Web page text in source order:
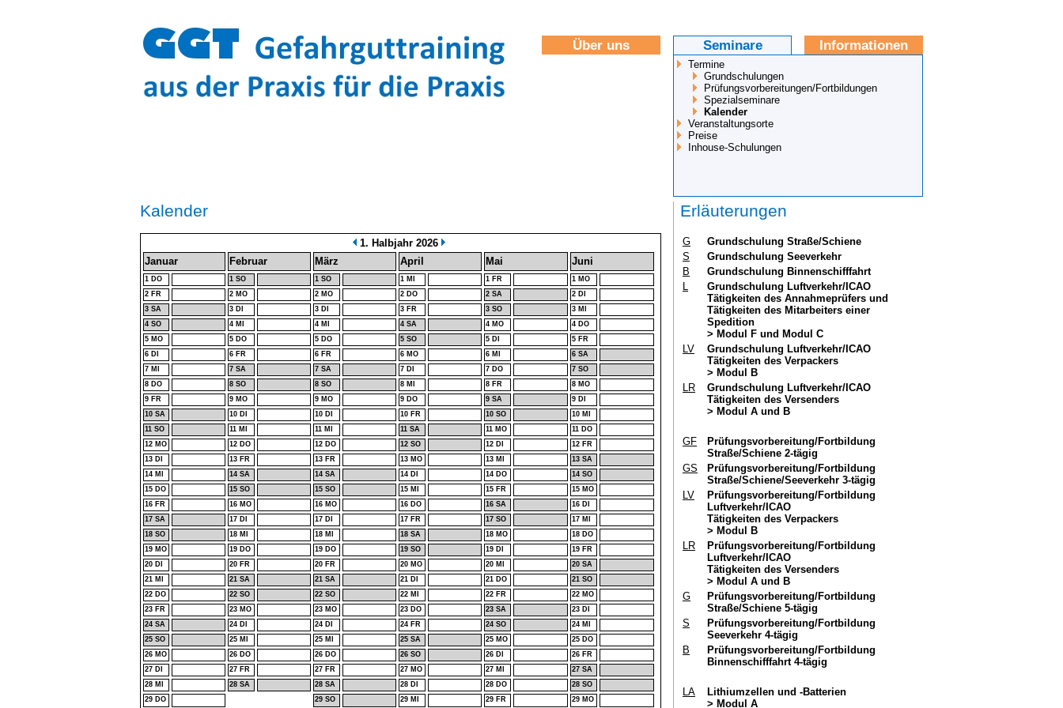
Über uns Seminare Informationen
Termine
Grundschulungen
Prüfungsvorbereitungen/Fortbildungen
Spezialseminare
Kalender
Veranstaltungsorte
Preise
Inhouse-Schulungen
Kalender
1. Halbjahr 2026
Januar
Februar März April Mai Juni
1 DO 1 SO 1 SO 1 MI 1 FR
1 MO
2 FR
2 MO 2 MO 2 DO 2 SA
2 DI
3 SA
3 DI 3 DI 3 FR 3 SO
3 MI
4 SO
4 MI 4 MI 4 SA 4 MO
4 DO
5 MO
5 DO 5 DO 5 SO 5 DI
5 FR
6 DI
6 FR 6 FR 6 MO 6 MI
6 SA
7 MI
7 SA 7 SA 7 DI 7 DO
7 SO
8 DO
8 SO 8 SO 8 MI 8 FR
8 MO
9 FR
9 MO 9 MO 9 DO 9 SA
9 DI
10 SA
10 DI 10 DI 10 FR 10 SO
10 MI
11 SO
11 MI 11 MI 11 SA 11 MO
11 DO
12 MO
12 DO 12 DO 12 SO 12 DI
12 FR
13 DI
13 FR 13 FR 13 MO 13 MI
13 SA
14 MI
14 SA 14 SA 14 DI 14 DO
14 SO
15 DO
15 SO 15 SO 15 MI 15 FR
15 MO
16 FR
16 MO 16 MO 16 DO 16 SA
16 DI
17 SA
17 DI 17 DI 17 FR 17 SO
17 MI
18 SO
18 MI 18 MI 18 SA 18 MO
18 DO
19 MO
19 DO 19 DO 19 SO 19 DI
19 FR
20 DI
20 FR 20 FR 20 MO 20 MI
20 SA
21 MI
21 SA 21 SA 21 DI 21 DO
21 SO
22 DO
22 SO 22 SO 22 MI 22 FR
22 MO
23 FR
23 MO 23 MO 23 DO 23 SA
23 DI
24 SA
24 DI 24 DI 24 FR 24 SO
24 MI
25 SO
25 MI 25 MI 25 SA 25 MO
25 DO
26 MO
26 DO 26 DO 26 SO 26 DI
26 FR
27 DI
27 FR 27 FR 27 MO 27 MI
27 SA
28 MI
28 SA 28 SA 28 DI 28 DO
28 SO
29 DO
29 SO 29 MI 29 FR
29 MO
Erläuterungen
G
Grundschulung Straße/Schiene
S
Grundschulung Seeverkehr
B
Grundschulung Binnenschifffahrt
L
Grundschulung Luftverkehr/ICAO
Tätigkeiten des Annahmeprüfers und
Tätigkeiten des Mitarbeiters einer
Spedition
> Modul F und Modul C
LV
Grundschulung Luftverkehr/ICAO
Tätigkeiten des Verpackers
> Modul B
LR
Grundschulung Luftverkehr/ICAO
Tätigkeiten des Versenders
> Modul A und B
GF
Prüfungsvorbereitung/Fortbildung
Straße/Schiene 2-tägig
GS
Prüfungsvorbereitung/Fortbildung
Straße/Schiene/Seeverkehr 3-tägig
LV
Prüfungsvorbereitung/Fortbildung
Luftverkehr/ICAO
Tätigkeiten des Verpackers
> Modul B
LR
Prüfungsvorbereitung/Fortbildung
Luftverkehr/ICAO
Tätigkeiten des Versenders
> Modul A und B
G
Prüfungsvorbereitung/Fortbildung
Straße/Schiene 5-tägig
S
Prüfungsvorbereitung/Fortbildung
Seeverkehr 4-tägig
B
Prüfungsvorbereitung/Fortbildung
Binnenschifffahrt 4-tägig
LA
Lithiumzellen und -Batterien
> Modul A